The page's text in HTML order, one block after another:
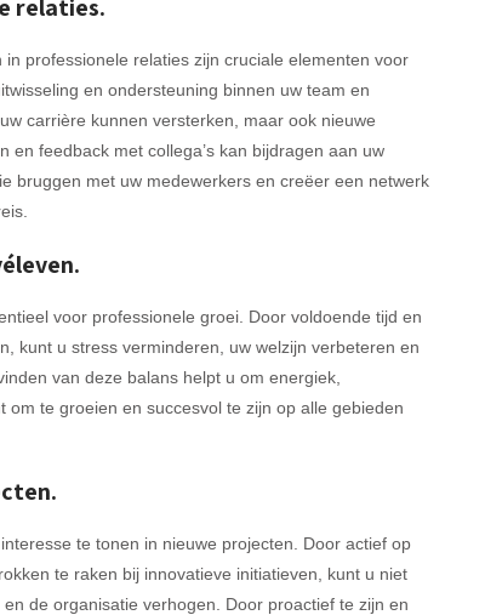
relaties.
professionele relaties zijn cruciale elementen voor
en ondersteuning binnen uw team en
carrière kunnen versterken, maar ook nieuwe
feedback met collega’s kan bijdragen aan uw
bruggen met uw medewerkers en creëer een netwerk
voor professionele groei. Door voldoende tijd en
kunt u stress verminderen, uw welzijn verbeteren en
van deze balans helpt u om energiek,
te groeien en succesvol te zijn op alle gebieden
te tonen in nieuwe projecten. Door actief op
te raken bij innovatieve initiatieven, kunt u niet
de organisatie verhogen. Door proactief te zijn en